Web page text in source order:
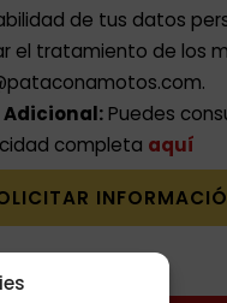
de tus datos
el tratamiento de los
.
Adicional:Puedes
completa aquí